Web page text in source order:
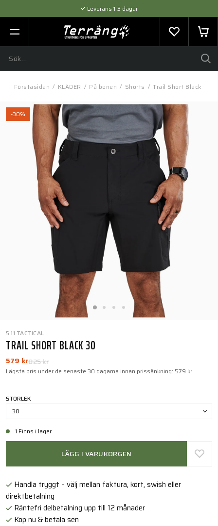
Leverans 1-3 dagar
Flexibel betalning med SVEA
Expertråd & Kvalitetsprodukter
Förstasidan / KLÄDER / På benen / Shorts / Trail Short Black
-30%
5.11 TACTICAL
TRAIL SHORT BLACK 30
825 kr
579 kr
Lägsta pris under de senaste 30 dagarna innan prissänkning: 579 kr
STORLEK
30
1 Finns i lager
LÄGG I VARUKORGEN
Handla tryggt – välj mellan faktura, kort, swish eller
direktbetalning
Räntefri delbetalning upp till 12 månader
Köp nu & betala sen